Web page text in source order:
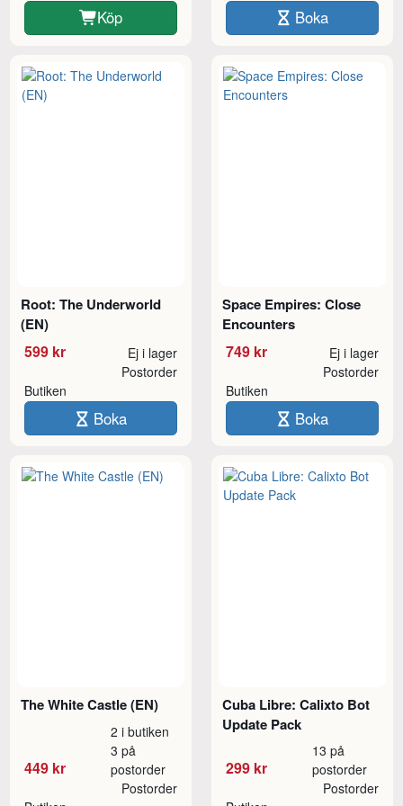
Köp Boka
Root: The Underworld
(EN)
599 kr Ej i lager
Butiken
Postorder
Boka
Space Empires: Close
Encounters
749 kr Ej i lager
Butiken
Postorder
Boka
The White Castle (EN)
449 kr
2 i butiken
3 på
postorder
Postorder
Cuba Libre: Calixto Bot
Update Pack
299 kr
13 på
postorder
Postorder